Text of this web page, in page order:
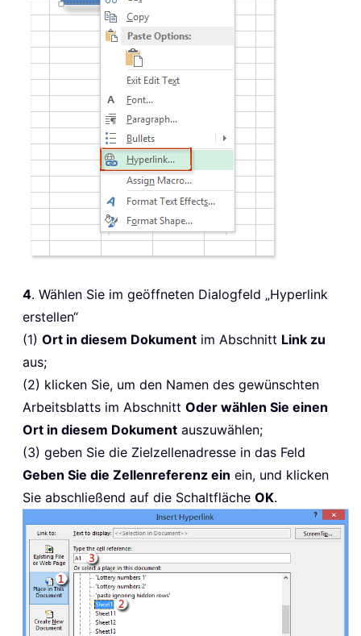
4. Wählen Sie im geöffneten Dialogfeld „Hyperlink
erstellen“
(1) Ort in diesem Dokument im Abschnitt Link zu
aus;
(2) klicken Sie, um den Namen des gewünschten
Arbeitsblatts im Abschnitt Oder wählen Sie einen
Ort in diesem Dokument auszuwählen;
(3) geben Sie die Zielzellenadresse in das Feld
Geben Sie die Zellenreferenz ein ein, und klicken
Sie abschließend auf die Schaltfläche OK.